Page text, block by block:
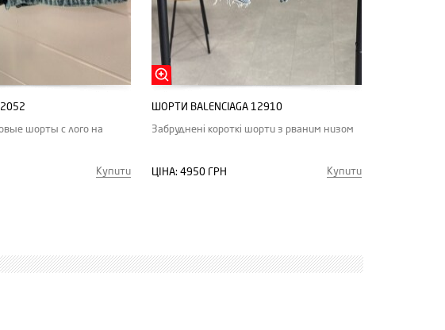
шорты с лого на
Купити
ШОРТИ BALENCIAGA 12910
Забруднені короткі шорти з рваним низом
ЦІНА: 4950 ГРН Купити